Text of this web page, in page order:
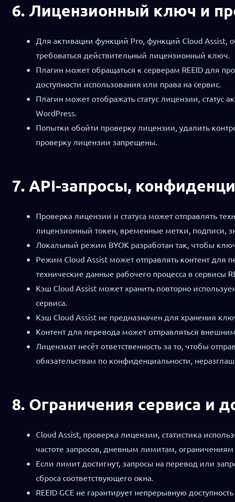
6. Лицензионный ключ и
Для активации функций Pro, функций Cloud Assist,
требоваться действительный лицензионный ключ.
Плагин может обращаться к серверам REEID для
доступности использования или права на сервис.
Плагин может отображать статус лицензии,
WordPress.
Попытки обойти проверку лицензии, удалить
проверку лицензии запрещены.
7. API-запросы,
Проверка лицензии и статуса может отправлять
лицензионный токен, временные метки, подписи,
Локальный режим BYOK разработан так, чтобы
Режим Cloud Assist может отправлять контент для
технические данные рабочего процесса в сервисы
Кэш Cloud Assist может хранить повторно
сервиса.
Кэш Cloud Assist не предназначен для хранения
Контент для перевода может отправляться
Лицензиат несёт ответственность за то, чтобы
обязательствам по конфиденциальности,
8. Ограничения сервиса и
Cloud Assist, проверка лицензии, статистика
частоте запросов, дневным лимитам,
Если лимит достигнут, запросы на перевод или
сброса соответствующего окна.
REEID GCE не гарантирует непрерывную